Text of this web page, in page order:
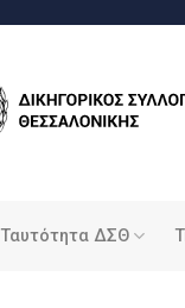
Ταυτότητα ΔΣΘ